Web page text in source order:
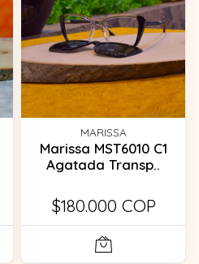
MARISSA
Marissa MST6010 C1
Agatada Transp..
$180.000 COP